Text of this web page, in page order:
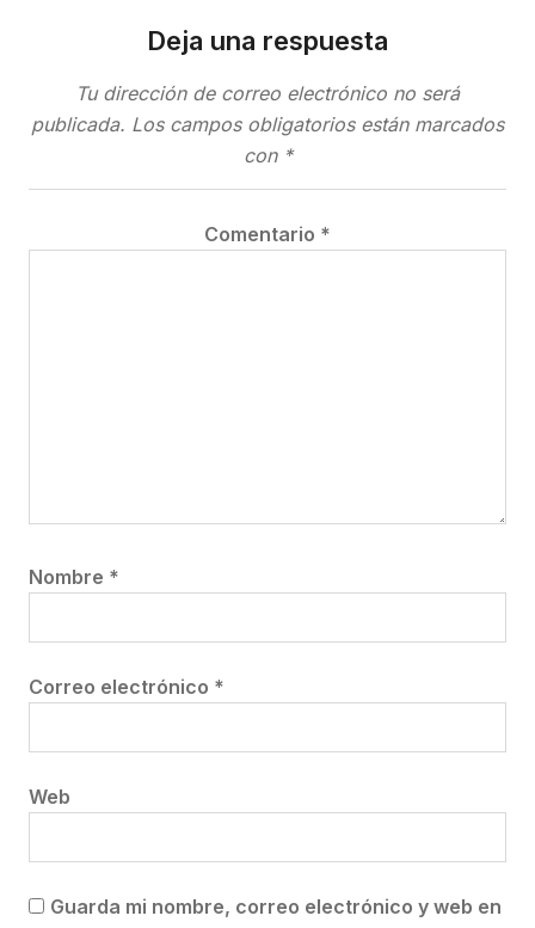
Deja una respuesta
Tu dirección de correo electrónico no será
publicada. Los campos obligatorios están marcados
con *
Comentario *
Nombre *
Correo electrónico *
Web
Guarda mi nombre, correo electrónico y web en